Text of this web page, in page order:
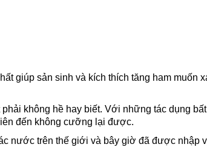
giúp sản sinh và kích thích tăng ham muốn
không hề hay biết. Với những tác dụng
đến không cưỡng lại được.
nước trên thế giới và bây giờ đã được nhập